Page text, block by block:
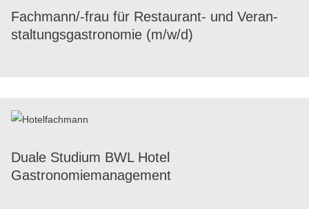
Fach­mann/-frau für Restau­rant- und Veran­
stal­tungs­gas­tro­no­mie (m/​w/​d)
Duale Studium BWL Hotel
Gastronomiemanagement